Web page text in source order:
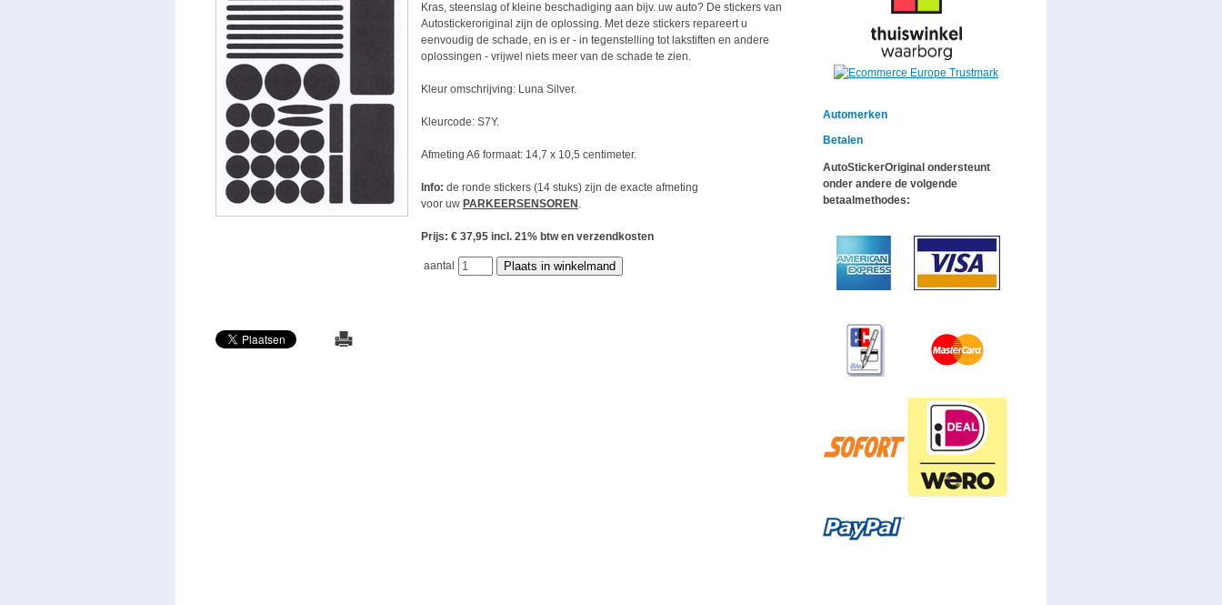
Kras, steenslag of kleine beschadiging aan bijv. uw auto? De stickers van
Autostickeroriginal zijn de oplossing. Met deze stickers repareert u
eenvoudig de schade, en is er - in tegenstelling tot lakstiften en andere
oplossingen - vrijwel niets meer van de schade te zien.
Kleur omschrijving: Luna Silver.
Kleurcode: S7Y.
Afmeting A6 formaat: 14,7 x 10,5 centimeter.
Info: de ronde stickers (14 stuks) zijn de exacte afmeting
voor uw PARKEERSENSOREN .
Prijs: € 37,95 incl. 21% btw en verzendkosten
aantal
Automerken
Betalen
AutoStickerOriginal ondersteunt
onder andere de volgende
betaalmethodes: